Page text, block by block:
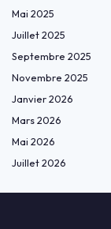
Mai 2025
Juillet 2025
Septembre 2025
Novembre 2025
Janvier 2026
Mars 2026
Mai 2026
Juillet 2026